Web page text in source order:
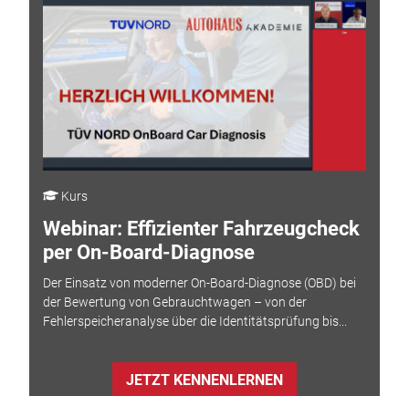
Kurs
Webinar: Effizienter Fahrzeugcheck
per On-Board-Diagnose
Der Einsatz von moderner On-Board-Diagnose (OBD) bei
der Bewertung von Gebrauchtwagen – von der
Fehlerspeicheranalyse über die Identitätsprüfung bis...
JETZT KENNENLERNEN